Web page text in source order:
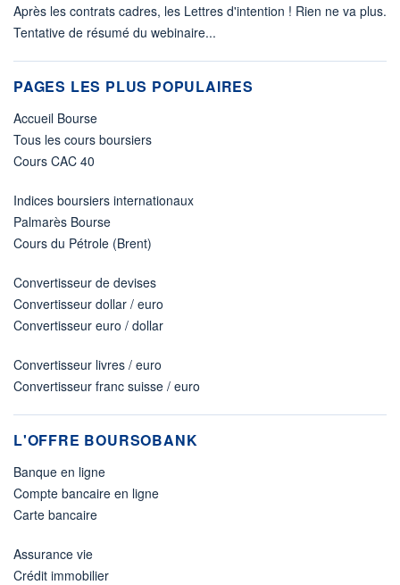
Après les contrats cadres, les Lettres d'intention ! Rien ne va plus.
Tentative de résumé du webinaire...
PAGES LES PLUS POPULAIRES
Accueil Bourse
Tous les cours boursiers
Cours CAC 40
Indices boursiers internationaux
Palmarès Bourse
Cours du Pétrole (Brent)
Convertisseur de devises
Convertisseur dollar / euro
Convertisseur euro / dollar
Convertisseur livres / euro
Convertisseur franc suisse / euro
L'OFFRE BOURSOBANK
Banque en ligne
Compte bancaire en ligne
Carte bancaire
Assurance vie
Crédit immobilier